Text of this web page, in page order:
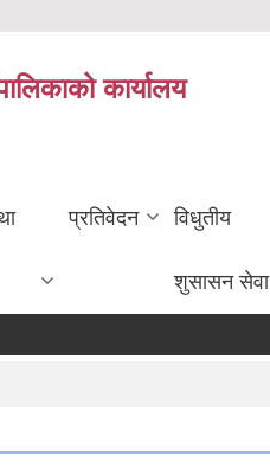
कार्यालय
प्रतिवेदन विधुतीय
शुसासन सेवा